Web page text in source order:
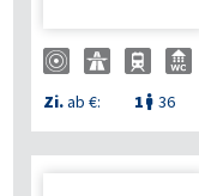
Zi.ab €: 1  36